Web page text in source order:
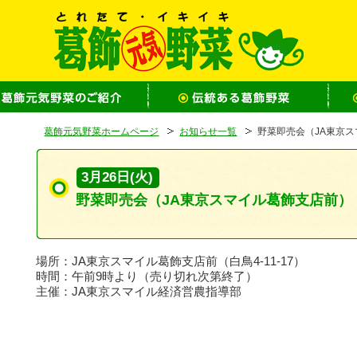
葛飾元気野菜ホームページ お知らせ一覧 野菜即売会（JA東京
3月26日(火)
野菜即売会（JA東京スマイル葛飾支店前）
場所：JA東京スマイル葛飾支店前（白鳥4-11-17）
時間：午前9時より（売り切れ次第終了）
主催：JA東京スマイル経済営農指導部